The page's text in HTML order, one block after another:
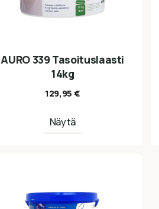
AURO 339 Tasoituslaasti
14kg
129,95 €
Näytä